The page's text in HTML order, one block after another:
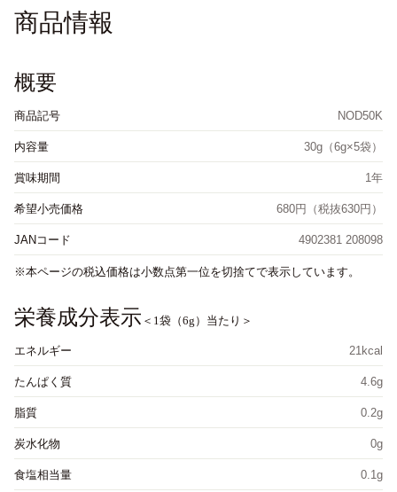
商品情報
概要
商品記号 NOD50K
内容量 30g（6g×5袋）
賞味期間 1年
希望小売価格 680円（税抜630円）
JANコード 4902381 208098
本ページの税込価格は小数点第一位を切捨てで表示しています。
栄養成分表示 ＜1袋（6g）当たり＞
エネルギー 21kcal
たんぱく質 4.6g
脂質 0.2g
炭水化物 0g
食塩相当量 0.1g